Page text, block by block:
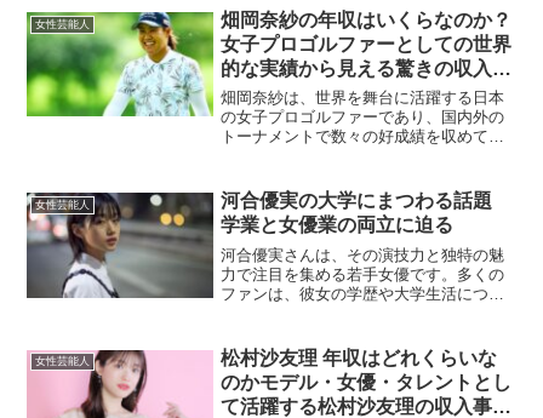
女性芸能人
畑岡奈紗の年収はいくらなのか？
女子プロゴルファーとしての世界
的な実績から見える驚きの収入事
情
畑岡奈紗は、世界を舞台に活躍する日本
の女子プロゴルファーであり、国内外の
トーナメントで数々の好成績を収めてい
ていることから、その年収には大きな関
心が寄せられています...
女性芸能人
河合優実の大学にまつわる話題
学業と女優業の両立に迫る
河合優実さんは、その演技力と独特の魅
力で注目を集める若手女優です。多くの
ファンは、彼女の学歴や大学生活につい
や、学業と女優業の両立について詳しく
掘り下げます。河合優実さ...
女性芸能人
松村沙友理 年収はどれくらいな
のかモデル・女優・タレントとし
て活躍する松村沙友理の収入事情